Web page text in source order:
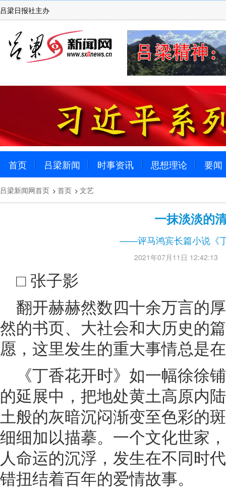
吕梁日报社主办
首页 吕梁新闻 时事资讯 思想理论 要闻
吕梁新闻网首页 > 首页 > 文艺
一抹淡淡的
——评马鸿宾长篇小说《
2021年07月11日 12:42:13
□ 张子影
翻开赫赫然数四十余万言的
然的书页、大社会和大历史的
愿，这里发生的重大事情总是
《丁香花开时》如一幅徐徐
的延展中，把地处黄土高原内
土般的灰暗沉闷渐变至色彩的
细细加以描摹。一个文化世家
人命运的沉浮，发生在不同时
错扭结着百年的爱情故事。